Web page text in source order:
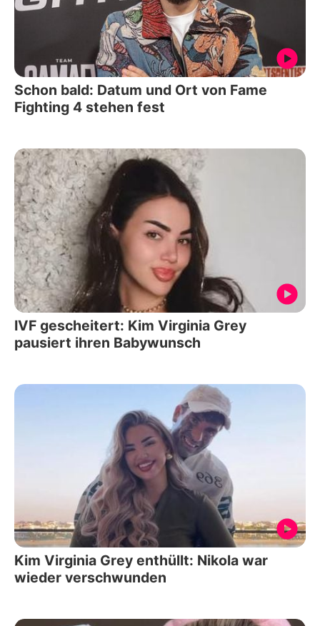
Schon bald: Datum und Ort von Fame
Fighting 4 stehen fest
IVF gescheitert: Kim Virginia Grey
pausiert ihren Babywunsch
Kim Virginia Grey enthüllt: Nikola war
wieder verschwunden